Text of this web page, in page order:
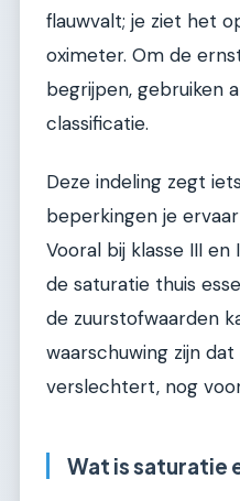
flauwvalt; je ziet het
oximeter. Om de
begrijpen, gebruiken
classificatie.
Deze indeling zegt
beperkingen je
Vooral bij klasse III
de saturatie thuis
de zuurstofwaarden
waarschuwing zijn
verslechtert, nog
Wat is saturatie